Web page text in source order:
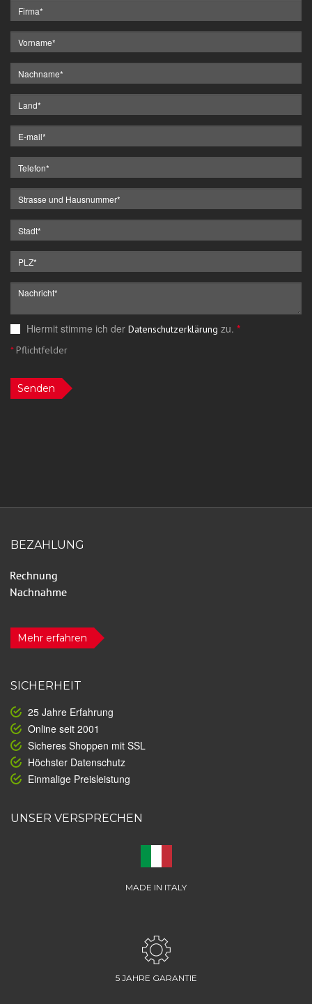
Hiermit stimme ich der Datenschutzerklärung zu. *
*Pflichtfelder
Senden
BEZAHLUNG
Mehr erfahren
SICHERHEIT
25 Jahre Erfahrung
Online seit 2001
Sicheres Shoppen mit SSL
Höchster Datenschutz
Einmalige Preisleistung
UNSER VERSPRECHEN
MADE IN ITALY
5 JAHRE GARANTIE